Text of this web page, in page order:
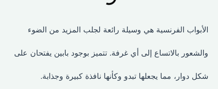
الأبواب الفرنسية هي وسيلة رائعة لجلب المزيد من الضوء
والشعور بالاتساع إلى أي غرفة. تتميز بوجود بابين يفتحان على
شكل دوار، مما يجعلها تبدو وكأنها نافذة كبيرة وجذابة.